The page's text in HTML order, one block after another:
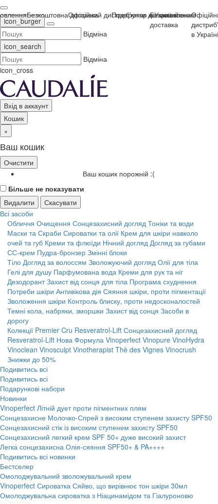
Безкоштовна доставкаОфіційний дистриб'ютор в Україні!
Подарунки до замовлення
Безкоштовна доставка
Офіційний
дистриб'ютор
в Україні!
icon_burger
Відміна
icon_search
Відміна
icon_cross
Вхід в аккаунт
Кошик
×
Ваш кошик
Очистити
Ваш кошик порожній :(
Більше не показувати
Видалити
Скасувати
Всі засоби
Обличчя Очищення Сонцезахисний догляд Тоніки та води
Маски та Скраби Сироватки та олії Крем для шкіри навколо
очей та губ Креми та флюїди Нічний догляд Догляд за губами
СС-крем Пудра-бронзер Змінні блоки
Тіло Догляд за волоссям Зволожуючий догляд Олії для тіла
Гелі для душу Парфумована вода Креми для рук та ніг
Дезодорант Захист від сонця для тіла Програма схуднення
Потреби шкіри Антивікова дія Сяяння шкіри, проти пігментації
Зволоження шкіри Контроль блиску, проти недосконалостей
Темні кола, набряки, зморшки Захист від сонця Засоби в
дорогу
Колекції Premier Cru Resveratrol-Lift Сонцезахисний догляд
Resveratrol-Lift Нова Формула Vinoperfect Vinopure VinoHydra
Vinoclean Vinosculpt Vinotherapist Thè des Vignes Vinocrush
Знижки до 50%
Подивитись всі
Подивитись всі
Подарункові набори
Новинки
Vinoperfect Літній дует проти пігментних плям
Сонцезахисне Молочко-Спрей з високим ступенем захисту SPF50
Сонцезахисний стік із високим ступенем захисту SPF50
Сонцезахисний легкий крем SPF 50+ дуже високий захист
Легка сонцезахисна Олія-сяяння SPF50+ & PA++++
Подивитись всі новинки
Бестселер
Омолоджувальний зволожувальний крем
Vinoperfect Сироватка Сяйво, що вирівнює тон шкіри 30мл
Омолоджувальна сироватка з Ніацинамідом та Гіалуроновю